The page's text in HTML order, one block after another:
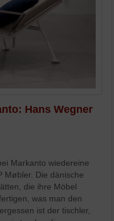
Hans Wegner
Markanto wiedereine
Møbler. Die dänische
die ihre Möbel
was man den
ist der tischler,